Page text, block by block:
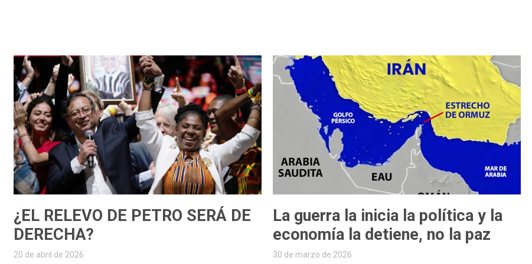
¿EL RELEVO DE PETRO SERÁ DE
DERECHA?
20 de abril de 2026
La guerra la inicia la política y la
economía la detiene, no la paz
30 de marzo de 2026